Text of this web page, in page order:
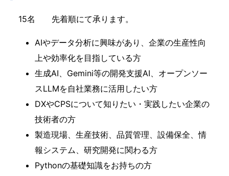
15名 先着順にて承ります。
AIやデータ分析に興味があり、企業の生産性向
上や効率化を目指している方
生成AI、Gemini等の開発支援AI、オープンソー
スLLMを自社業務に活用したい方
DXやCPSについて知りたい・実践したい企業の
技術者の方
製造現場、生産技術、品質管理、設備保全、情
報システム、研究開発に関わる方
Pythonの基礎知識をお持ちの方